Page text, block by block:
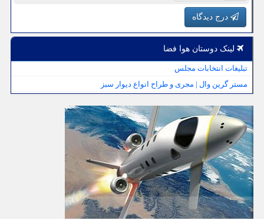
درج دیدگاه
لینک دوستان هوا فضا
تبلیغات انتخابات مجلس
مستر گرین وال | مجری و طراح انواع دیوار سبز